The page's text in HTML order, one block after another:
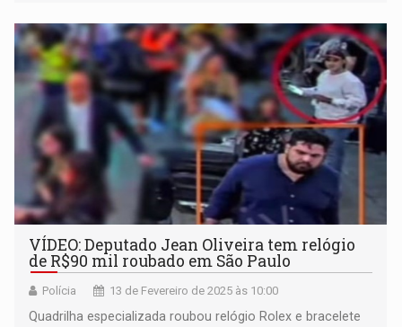
VÍDEO: Deputado Jean Oliveira tem relógio
de R$90 mil roubado em São Paulo
Polícia 13 de Fevereiro de 2025 às 10:00
Quadrilha especializada roubou relógio Rolex e bracelete